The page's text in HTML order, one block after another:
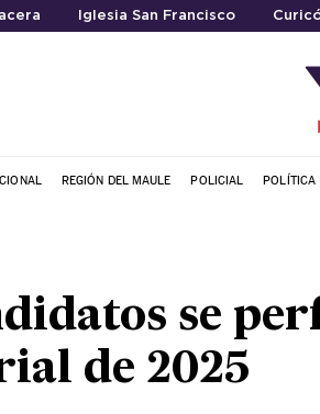
Iglesia San Francisco
REGIÓN DEL MAULE POLICIAL POLÍTICA
se
de 2025